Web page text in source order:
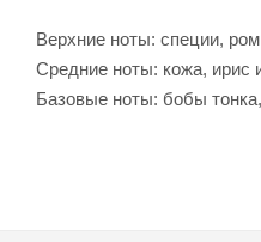
Верхние ноты: специи, ром
Средние ноты: кожа, ирис
Базовые ноты: бобы